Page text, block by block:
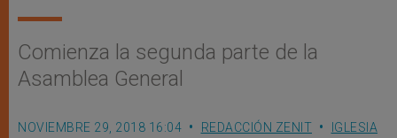
Comienza la segunda parte de la
Asamblea General
NOVIEMBRE 29, 2018 16:04 REDACCIÓN ZENIT
IGLESIA